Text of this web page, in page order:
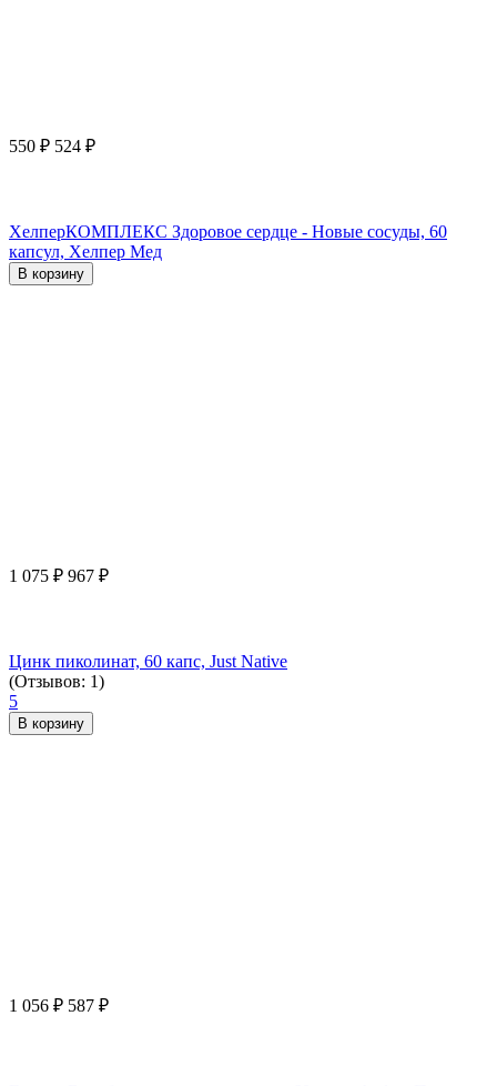
550 ₽ 524 ₽
ХелперКОМПЛЕКС Здоровое сердце - Новые сосуды, 60
капсул, Хелпер Мед
В корзину
1 075 ₽ 967 ₽
Цинк пиколинат, 60 капс, Just Native
(Отзывов: 1)
5
В корзину
1 056 ₽ 587 ₽